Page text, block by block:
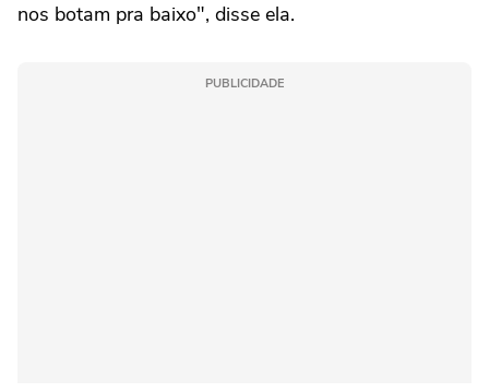
nos botam pra baixo", disse ela.
PUBLICIDADE